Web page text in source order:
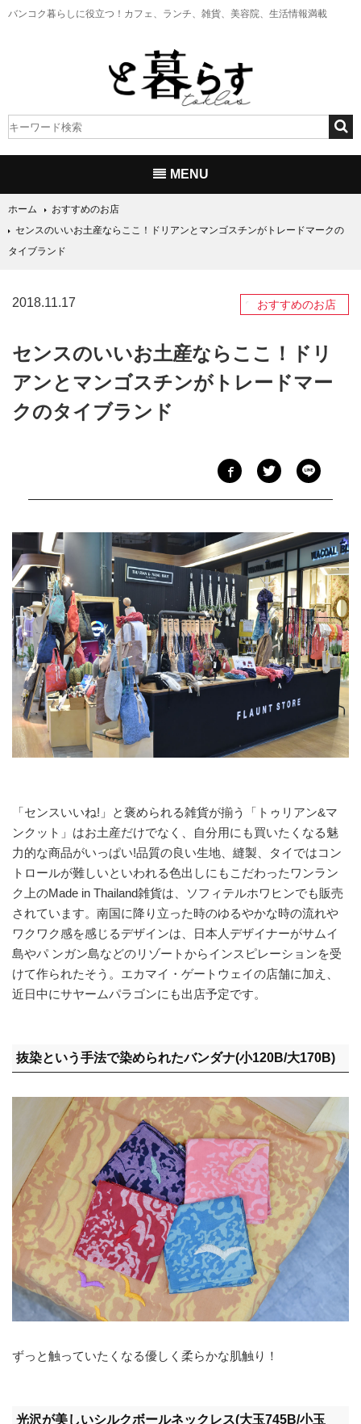
バンコク暮らしに役立つ！ カフェ、ランチ、雑貨、美容院、生活情報満載
MENU
ホーム
おすすめのお店
センスのいいお土産ならここ！ドリアンとマンゴスチンがトレードマークの
タイブランド
2018.11.17 おすすめのお店
センスのいいお土産ならここ！ドリ
アンとマンゴスチンがトレードマー
クのタイブランド
「センスいいね!」と褒められる雑貨が揃う「トゥリアン&マ
ンクット」はお土産だけでなく、自分用にも買いたくなる魅
力的な商品がいっぱい!品質の良い生地、縫製、タイではコン
トロールが難しいといわれる色出しにもこだわったワンラン
ク上のMade in Thailand雑貨は、ソフィテルホワヒンでも販売
されています。南国に降り立った時のゆるやかな時の流れや
ワクワク感を感じるデザインは、日本人デザイナーがサムイ
島やパ ンガン島などのリゾートからインスピレーションを受
けて作られたそう。エカマイ・ゲートウェイの店舗に加え、
近日中にサヤームパラゴンにも出店予定です。
抜染という手法で染められたバンダナ(小120B/大170B)
ずっと触っていたくなる優しく柔らかな肌触り！
光沢が美しいシルクボールネックレス(大玉745B/小玉